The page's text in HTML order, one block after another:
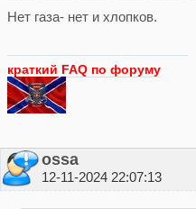
Нет газа- нет и хлопков.
краткий FAQ по форуму
ossa
12-11-2024 22:07:13